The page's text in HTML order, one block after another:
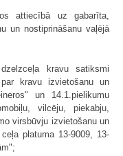
attiecībā uz gabarīta,
un nostiprināšanu vaļējā
kravu satiksmi
kravu izvietošanu un
un 14.1.pielikumu
vilcēju, piekabju,
virsbūvju izvietošanu un
platuma 13-9009, 13-